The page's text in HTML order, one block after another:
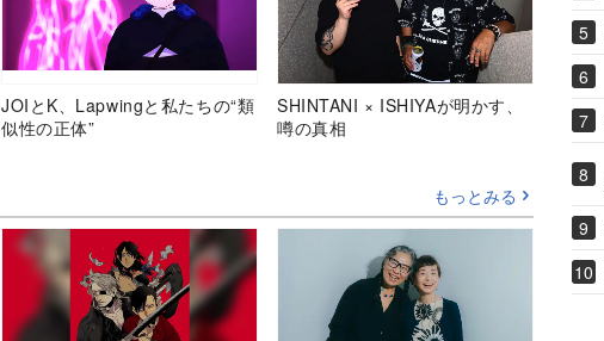
JOIとK、Lapwingと私たちの“類
似性の正体”
SHINTANI × ISHIYAが明かす、
噂の真相
もっとみる